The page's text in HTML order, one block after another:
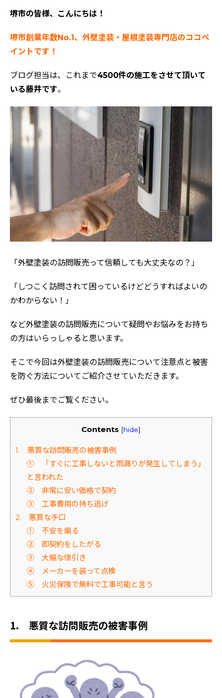
堺市の皆様、こんにちは！
堺市創業年数No.1、外壁塗装・屋根塗装専門店のココペ
イントです！
ブログ担当は、これまで4500件の施工をさせて頂いて
いる藤井です。
「外壁塗装の訪問販売って信頼しても大丈夫なの？」
「しつこく訪問されて困っているけどどうすればよいの
かわからない！」
など外壁塗装の訪問販売について疑問やお悩みをお持ち
の方はいらっしゃると思います。
そこで今回は外壁塗装の訪問販売について注意点と被害
を防ぐ方法についてご紹介させていただきます。
ぜひ最後までご覧ください。
Contents [hide]
1. 悪質な訪問販売の被害事例
① 「すぐに工事しないと雨漏りが発生してしまう」
と言われた
② 非常に安い価格で契約
③ 工事費用の持ち逃げ
2. 悪質な手口
① 不安を煽る
② 即契約をしたがる
③ 大幅な値引き
④ メーカーを装って点検
⑤ 火災保険で無料で工事可能と言う
1. 悪質な訪問販売の被害事例